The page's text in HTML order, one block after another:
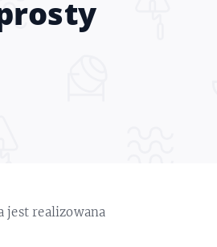
jest realizowana